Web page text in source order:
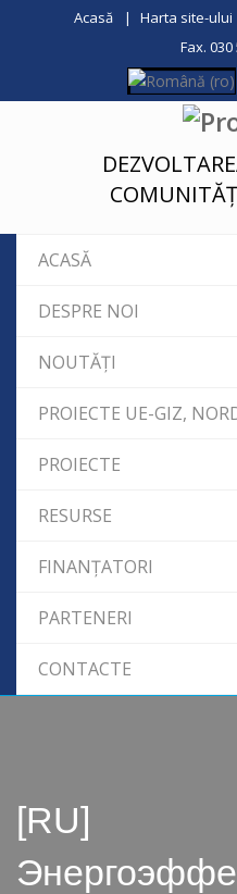
Acasă Harta site-ului
Fax. 030
ACASĂ
DESPRE NOI
NOUTĂȚI
PROIECTE UE-GIZ,
PROIECTE
RESURSE
FINANȚATORI
PARTENERI
CONTACTE
[RU]